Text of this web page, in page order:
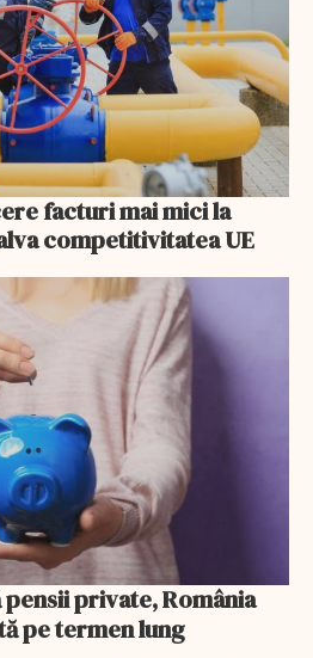
facturi mai mici la
competitivitatea UE
pe termen lung